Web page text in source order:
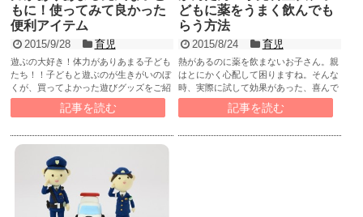
もに！使ってみて良かった
便利アイテム
2015/9/28 育児
遊ぶの大好き！体力がありあまる子ども
たち！！子どもと遊ぶのが生きがいのぼ
くが、買ってよかった遊びグッズをご紹
介します！
記事を読む
どもに薬をうまく飲んでも
らう方法
2015/8/24 育児
熱があるのに薬を飲まないお子さん。親
はとにかく心配して困りますね。そんな
時、実際に試して効果があった、喜んで
薬を飲む方法について書きました。
記事を読む